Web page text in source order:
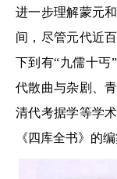
进一步理解蒙元
间，尽管元代近
下到有“九儒十丐
代散曲与杂剧、
清代考据学等学
《四库全书》的